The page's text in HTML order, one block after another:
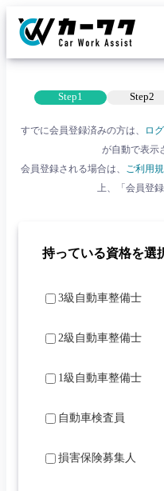
Step1 Step2
すでに会員登録済みの方は、 ロ
が自動で表示
会員登録される場合は、 ご利用
上、
「会員登
持っている資格を選
3級自動車整備士
2級自動車整備士
1級自動車整備士
自動車検査員
損害保険募集人